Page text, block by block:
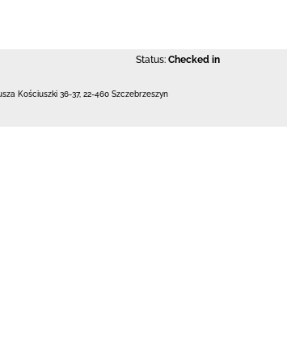
Status: Checked in
Kościuszki 36-37, 22-460 Szczebrzeszyn